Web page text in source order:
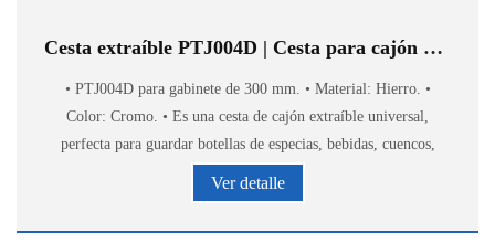
Cesta extraíble PTJ004D | Cesta para cajón de cocina
• PTJ004D para gabinete de 300 mm. • Material: Hierro. •
Color: Cromo. • Es una cesta de cajón extraíble universal,
perfecta para guardar botellas de especias, bebidas, cuencos,
Ver detalle